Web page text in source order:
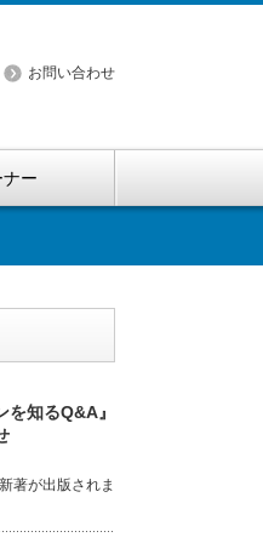
お問い合わせ
ー
を知るQ&A』
著が出版されま